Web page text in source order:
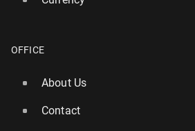
OFFICE
About Us
Contact